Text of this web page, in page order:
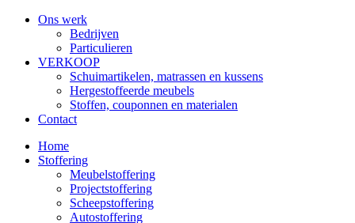
Ons werk
Bedrijven
Particulieren
VERKOOP
Schuimartikelen, matrassen en kussens
Hergestoffeerde meubels
Stoffen, couponnen en materialen
Contact
Home
Stoffering
Meubelstoffering
Projectstoffering
Scheepstoffering
Autostoffering